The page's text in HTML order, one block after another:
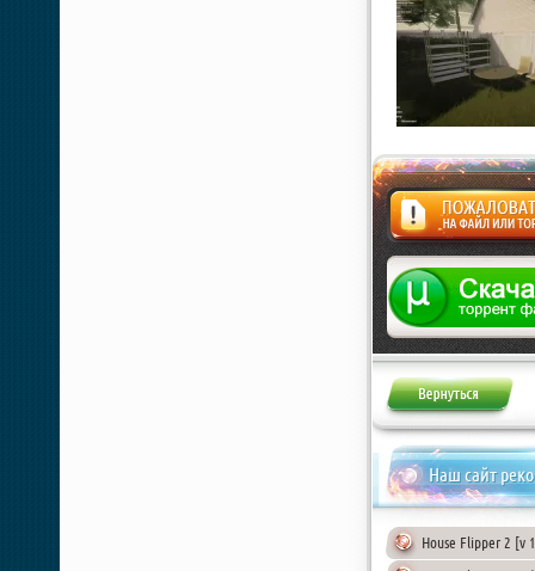
Жалоба
Наш сайт
House Flipper 2 [v